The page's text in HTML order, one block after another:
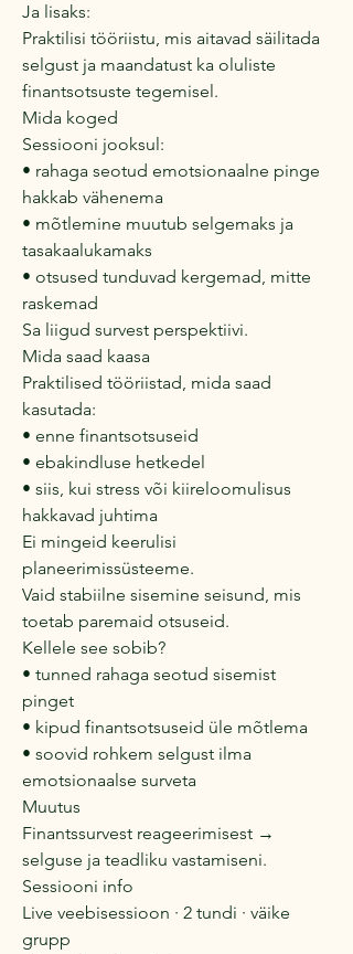
Ja lisaks:
Praktilisi tööriistu, mis aitavad säilitada
selgust ja maandatust ka oluliste
finantsotsuste tegemisel.
Mida koged
Sessiooni jooksul:
• rahaga seotud emotsionaalne pinge
hakkab vähenema
• mõtlemine muutub selgemaks ja
tasakaalukamaks
• otsused tunduvad kergemad, mitte
raskemad
Sa liigud survest perspektiivi.
Mida saad kaasa
Praktilised tööriistad, mida saad
kasutada:
• enne finantsotsuseid
• ebakindluse hetkedel
• siis, kui stress või kiireloomulisus
hakkavad juhtima
Ei mingeid keerulisi
planeerimissüsteeme.
Vaid stabiilne sisemine seisund, mis
toetab paremaid otsuseid.
Kellele see sobib?
• tunned rahaga seotud sisemist
pinget
• kipud finantsotsuseid üle mõtlema
• soovid rohkem selgust ilma
emotsionaalse surveta
Muutus
Finantssurvest reageerimisest →
selguse ja teadliku vastamiseni.
Sessiooni info
Live veebisessioon · 2 tundi · väike
grupp